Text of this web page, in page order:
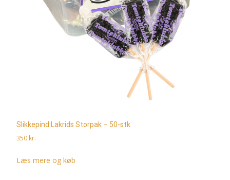
Slikkepind Lakrids Storpak – 50-stk
350 kr.
Læs mere og køb